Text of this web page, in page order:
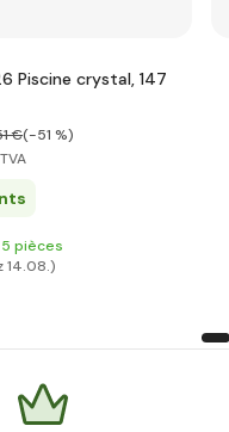
Piscine crystal, 147
€(-51 %)
pièces
14.08.)